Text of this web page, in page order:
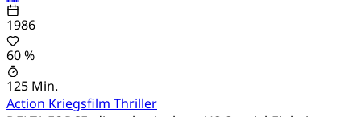
1986
60 %
125 Min.
Action Kriegsfilm Thriller